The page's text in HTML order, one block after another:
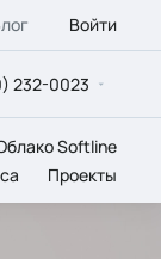
Войти
232-0023
Softline
Проекты